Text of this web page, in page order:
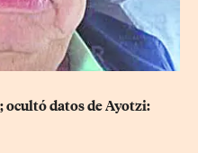
datos de Ayotzi: